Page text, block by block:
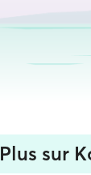
Plus sur